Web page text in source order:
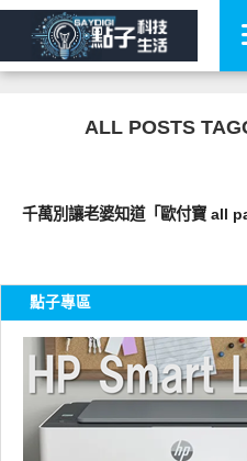
ALL POSTS
千萬別讓老婆知道「歐付寶 all
點子專區